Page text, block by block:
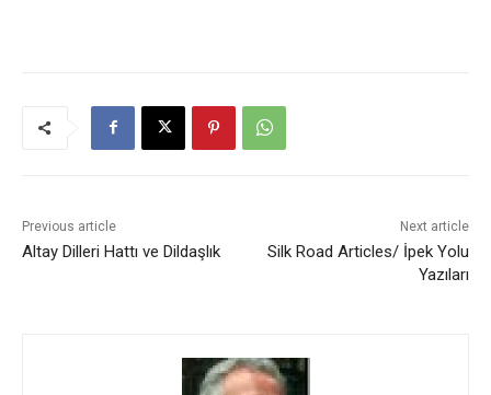
Previous article
Altay Dilleri Hattı ve Dildaşlık
Next article
Silk Road Articles/ İpek Yolu
Yazıları